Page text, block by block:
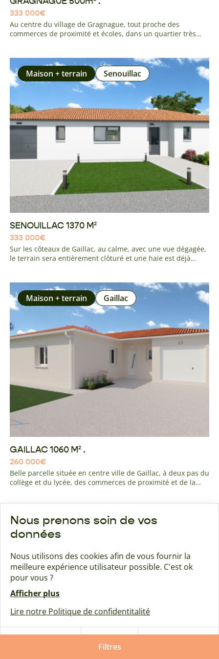
Filtres
333 000€
Au centre du village de Gragnague, tout proche des
commerces de proximité et écoles, dans un quartier très
Maison + terrain Senouillac
SENOUILLAC 1370 M²
333 000€
Sur les côteaux de Gaillac, au calme, avec une vue dégagée,
le terrain sera entièrement clôturé et une haie est déjà
réalisée et installée en limite de propriété. A 5 minutes de
Gaillac, 10 minutes de l'accès A68 ALBI - GAILLAC
Maison + terrain Gaillac
GAILLAC 1060 M² .
260 000€
Belle parcelle située en centre ville de Gaillac, à deux pas du
collège et du lycée, des commerces de proximité et de la
pour l'hyper centre de gaillac à 10 minutes à pied.
Maison + terrain Bernac
Nous prenons soin de vos
données
Nous utilisons des cookies afin de vous fournir la
meilleure expérience utilisateur possible. C'est ok
pour vous ?
Afficher plus
Lire notre Politique de confidentitalité
Paramétrer